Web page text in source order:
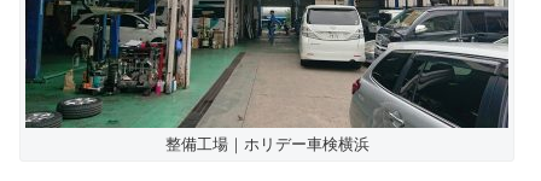
整備工場｜ホリデー車検横浜